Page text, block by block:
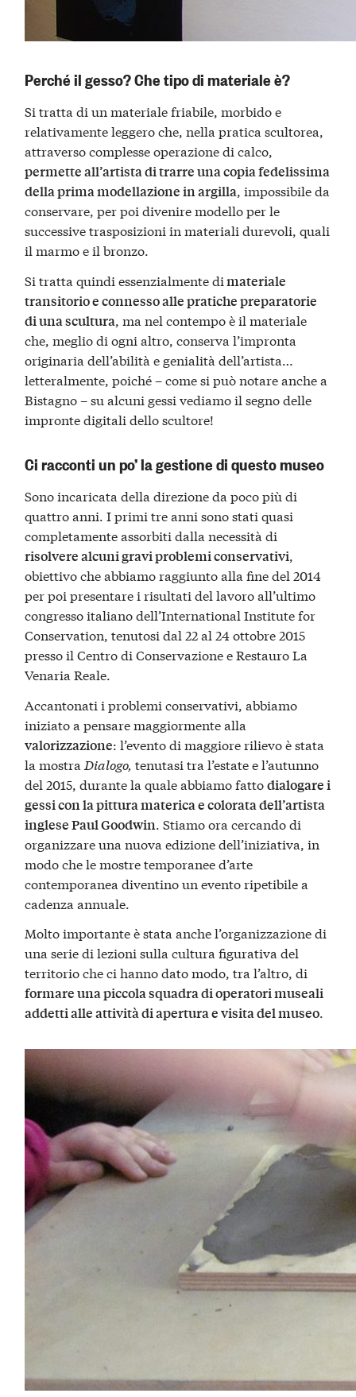
Perché il gesso? Che tipo di materiale è?
Si tratta di un materiale friabile, morbido e
relativamente leggero che, nella pratica scultorea,
attraverso complesse operazione di calco,
permette all’artista di trarre una copia fedelissima
della prima modellazione in argilla, impossibile da
conservare, per poi divenire modello per le
successive trasposizioni in materiali durevoli, quali
il marmo e il bronzo.
Si tratta quindi essenzialmente dimateriale
transitorio e connesso alle pratiche preparatorie
di una scultura, ma nel contempo è il materiale
che, meglio di ogni altro, conserva l’impronta
originaria dell’abilità e genialità dell’artista…
letteralmente, poiché – come si può notare anche a
Bistagno – su alcuni gessi vediamo il segno delle
impronte digitali dello scultore!
Ci racconti un po’ la gestione di questo museo
Sono incaricata della direzione da poco più di
quattro anni. I primi tre anni sono stati quasi
completamente assorbiti dalla necessità di
risolvere alcuni gravi problemi conservativi,
obiettivo che abbiamo raggiunto alla fine del 2014
per poi presentare i risultati del lavoro all’ultimo
congresso italiano dell’International Institute for
Conservation, tenutosi dal 22 al 24 ottobre 2015
presso il Centro di Conservazione e Restauro La
Venaria Reale.
Accantonati i problemi conservativi, abbiamo
iniziato a pensare maggiormente alla
valorizzazione: l’evento di maggiore rilievo è stata
la mostra Dialogo, tenutasi tra l’estate e l’autunno
del 2015, durante la quale abbiamo fattodialogare i
gessi con la pittura materica e colorata dell’artista
inglese Paul Goodwin. Stiamo ora cercando di
organizzare una nuova edizione dell’iniziativa, in
modo che le mostre temporanee d’arte
contemporanea diventino un evento ripetibile a
cadenza annuale.
Molto importante è stata anche l’organizzazione di
una serie di lezioni sulla cultura figurativa del
territorio che ci hanno dato modo, tra l’altro, di
formare una piccola squadra di operatori museali
addetti alle attività di apertura e visita del museo.